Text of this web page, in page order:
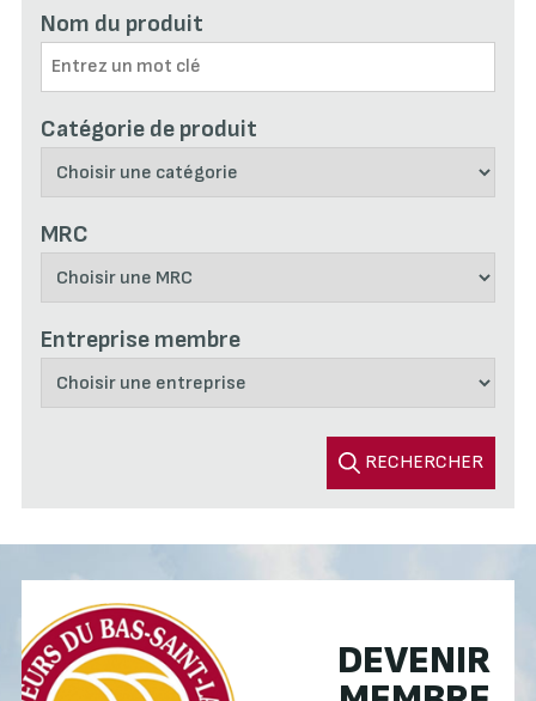
Nom du produit
Catégorie de produit
MRC
Entreprise membre
RECHERCHER
DEVENIR